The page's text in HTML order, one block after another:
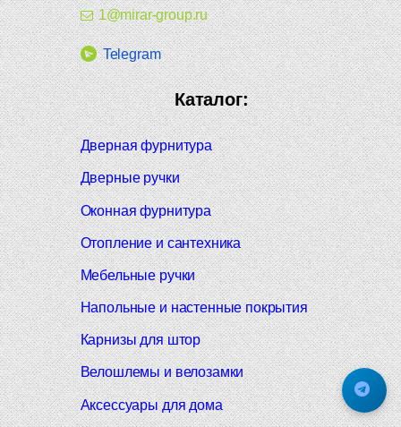
1@mirar-group.ru
Telegram
Каталог:
Дверная фурнитура
Дверные ручки
Оконная фурнитура
Отопление и сантехника
Мебельные ручки
Напольные и настенные покрытия
Карнизы для штор
Велошлемы и велозамки
Аксессуары для дома